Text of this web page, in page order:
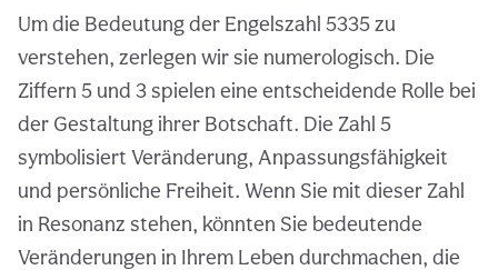
Um die Bedeutung der Engelszahl 5335 zu
verstehen, zerlegen wir sie numerologisch. Die
Ziffern 5 und 3 spielen eine entscheidende Rolle bei
der Gestaltung ihrer Botschaft. Die Zahl 5
symbolisiert Veränderung, Anpassungsfähigkeit
und persönliche Freiheit. Wenn Sie mit dieser Zahl
in Resonanz stehen, könnten Sie bedeutende
Veränderungen in Ihrem Leben durchmachen, die